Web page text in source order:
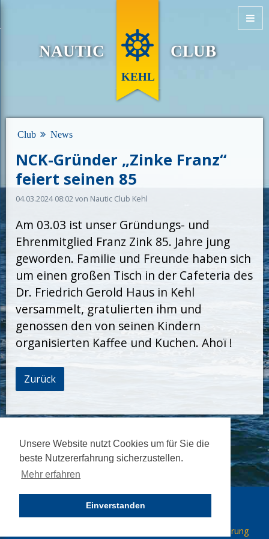
Unsere Website nutzt Cookies um für Sie die
beste Nutzererfahrung sicherzustellen.
Mehr erfahren
Einverstanden
NAUTIC
KEHL
CLUB
Club News
NCK-Gründer „Zinke Franz“
feiert seinen 85
04.03.2024 08:02 von Nautic Club Kehl
Am 03.03 ist unser Gründungs- und
Ehrenmitglied Franz Zink 85. Jahre jung
geworden. Familie und Freunde haben sich
um einen großen Tisch in der Cafeteria des
Dr. Friedrich Gerold Haus in Kehl
versammelt, gratulierten ihm und
genossen den von seinen Kindern
organisierten Kaffee und Kuchen. Ahoï !
Zurück
© 2026 Nautic Club Kehl. Alle Recht vorbehalten.
überspringen
Datenschutzerklärung